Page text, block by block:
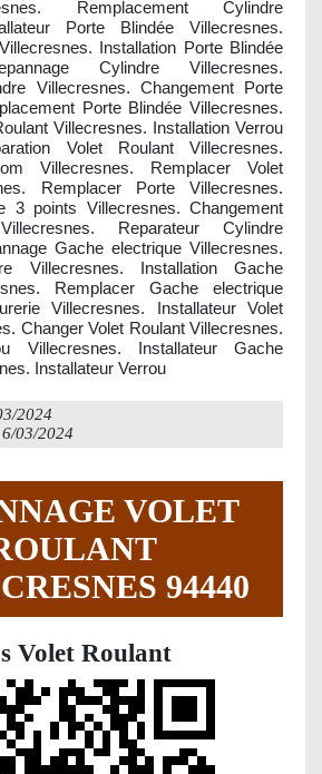
Remplacement Cylindre
Porte Blindée Villecresnes.
Installation Porte Blindée
Cylindre Villecresnes.
Villecresnes. Changement Porte
Porte Blindée Villecresnes.
Villecresnes. Installation Verrou
Volet Roulant Villecresnes.
Villecresnes. Remplacer Volet
Remplacer Porte Villecresnes.
3 points Villecresnes. Changement
Reparateur Cylindre
Gache electrique Villecresnes.
Villecresnes. Installation Gache
Remplacer Gache electrique
Villecresnes. Installateur Volet
Changer Volet Roulant Villecresnes.
Villecresnes. Installateur Gache
Installateur Verrou
2024
03/2024
VOLET
94440
Volet Roulant